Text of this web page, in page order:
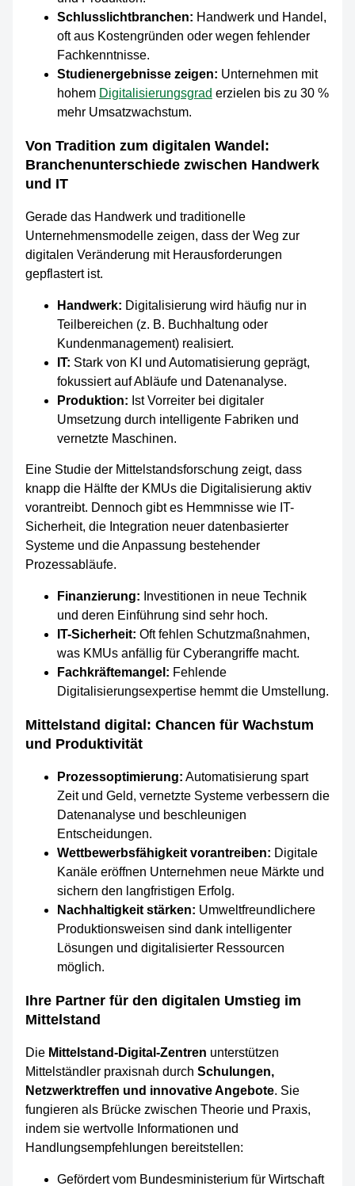
Schlusslichtbranchen: Handwerk und Handel,
oft aus Kostengründen oder wegen fehlender
Fachkenntnisse.
Studienergebnisse zeigen: Unternehmen mit
hohem Digitalisierungsgrad erzielen bis zu 30 %
mehr Umsatzwachstum.
Von Tradition zum digitalen Wandel:
Branchenunterschiede zwischen Handwerk
und IT
Gerade das Handwerk und traditionelle
Unternehmensmodelle zeigen, dass der Weg zur
digitalen Veränderung mit Herausforderungen
gepflastert ist.
Handwerk: Digitalisierung wird häufig nur in
Teilbereichen (z. B. Buchhaltung oder
Kundenmanagement) realisiert.
IT: Stark von KI und Automatisierung geprägt,
fokussiert auf Abläufe und Datenanalyse.
Produktion: Ist Vorreiter bei digitaler
Umsetzung durch intelligente Fabriken und
vernetzte Maschinen.
Eine Studie der Mittelstandsforschung zeigt, dass
knapp die Hälfte der KMUs die Digitalisierung aktiv
vorantreibt. Dennoch gibt es Hemmnisse wie IT-
Sicherheit, die Integration neuer datenbasierter
Systeme und die Anpassung bestehender
Prozessabläufe.
Finanzierung: Investitionen in neue Technik
und deren Einführung sind sehr hoch.
IT-Sicherheit: Oft fehlen Schutzmaßnahmen,
was KMUs anfällig für Cyberangriffe macht.
Fachkräftemangel: Fehlende
Digitalisierungsexpertise hemmt die Umstellung.
Mittelstand digital: Chancen für Wachstum
und Produktivität
Prozessoptimierung: Automatisierung spart
Zeit und Geld, vernetzte Systeme verbessern die
Datenanalyse und beschleunigen
Entscheidungen.
Wettbewerbsfähigkeit vorantreiben: Digitale
Kanäle eröffnen Unternehmen neue Märkte und
sichern den langfristigen Erfolg.
Nachhaltigkeit stärken: Umweltfreundlichere
Produktionsweisen sind dank intelligenter
Lösungen und digitalisierter Ressourcen
möglich.
Ihre Partner für den digitalen Umstieg im
Mittelstand
Die Mittelstand-Digital-Zentren unterstützen
Mittelständler praxisnah durch Schulungen,
Netzwerktreffen und innovative Angebote. Sie
fungieren als Brücke zwischen Theorie und Praxis,
indem sie wertvolle Informationen und
Handlungsempfehlungen bereitstellen:
Gefördert vom Bundesministerium für Wirtschaft